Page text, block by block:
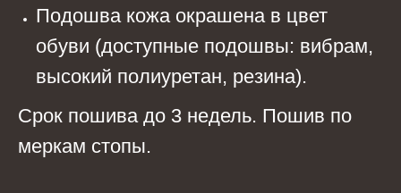
Подошва кожа окрашена в цвет
обуви (доступные подошвы: вибрам,
высокий полиуретан, резина).
Срок пошива до 3 недель. Пошив по
меркам стопы.